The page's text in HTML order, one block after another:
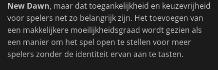
New Dawn, maar dat toegankelijkheid en keuzevrijheid
voor spelers net zo belangrijk zijn. Het toevoegen van
een makkelijkere moeilijkheidsgraad wordt gezien als
een manier om het spel open te stellen voor meer
spelers zonder de identiteit ervan aan te tasten.